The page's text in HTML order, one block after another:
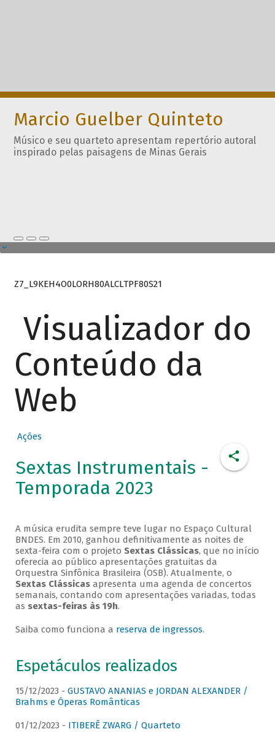
Marcio Guelber Quinteto
Músico e seu quarteto apresentam repertório autoral
inspirado pelas paisagens de Minas Gerais
Z7_L9KEH4O0LORH80ALCLTPF80S21
Visualizador do
Conteúdo da
Web
Ações
Sextas Instrumentais -
Temporada 2023
A música erudita sempre teve lugar no Espaço Cultural
BNDES. Em 2010, ganhou definitivamente as noites de
sexta-feira com o projeto Sextas Clássicas, que no início
oferecia ao público apresentações gratuitas da
Orquestra Sinfônica Brasileira (OSB). Atualmente, o
Sextas Clássicasapresenta uma agenda de concertos
semanais, contando com apresentações variadas, todas
as sextas-feiras às 19h.
Saiba como funciona a reserva de ingressos.
Espetáculos realizados
15/12/2023 - GUSTAVO ANANIAS e JORDAN ALEXANDER /
Brahms e Óperas Românticas
01/12/2023 - ITIBERÊ ZWARG / Quarteto